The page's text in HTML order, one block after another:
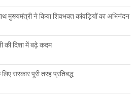
मुख्यमंत्री ने किया शिवभक्त कांवड़ियों का अभिनंदन
की दिशा में बढ़े कदम
सरकार पूरी तरह प्रतिबद्ध